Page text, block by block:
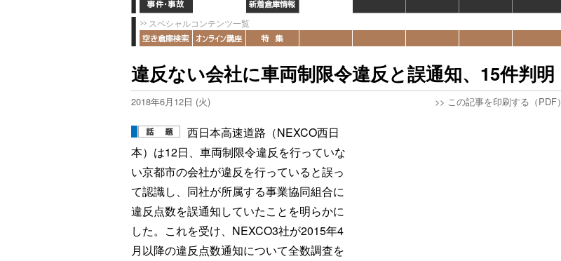
スペシャルコンテンツ一覧
違反ない会社に車両制限令違反と誤通知、15件判明
2018年6月12日 (火) >> この記事を印刷する（PDF）
西日本高速道路（NEXCO西日
本）は12日、車両制限令違反を行っていな
い京都市の会社が違反を行っていると誤っ
て認識し、同社が所属する事業協同組合に
違反点数を誤通知していたことを明らかに
した。これを受け、NEXCO3社が2015年4
月以降の違反点数通知について全数調査を